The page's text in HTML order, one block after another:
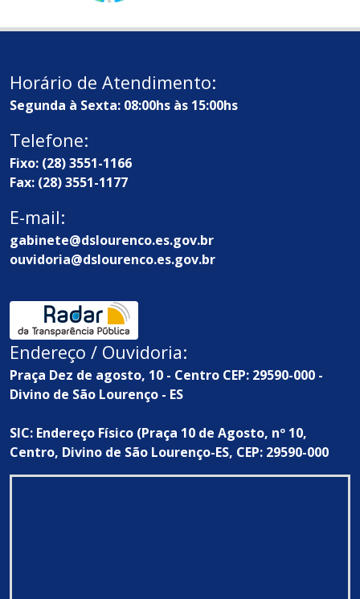
Horário de Atendimento:
Segunda à Sexta: 08:00hs às 15:00hs
Telefone:
Fixo: (28) 3551-1166
Fax: (28) 3551-1177
E-mail:
gabinete@dslourenco.es.gov.br
ouvidoria@dslourenco.es.gov.br
Endereço / Ouvidoria:
Praça Dez de agosto, 10 - Centro CEP: 29590-000 -
Divino de São Lourenço - ES
SIC: Endereço Físico (Praça 10 de Agosto, nº 10,
Centro, Divino de São Lourenço-ES, CEP: 29590-000